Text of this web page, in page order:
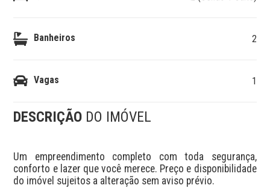
Banheiros 2
Vagas 1
DESCRIÇÃO DO IMÓVEL
Um empreendimento completo com toda segurança,
conforto e lazer que você merece. Preço e disponibilidade
do imóvel sujeitos a alteração sem aviso prévio.